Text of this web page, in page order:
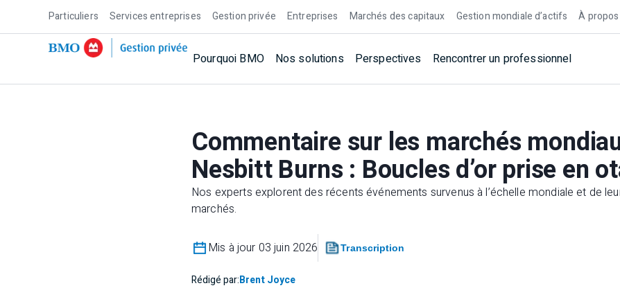
Particuliers Services entreprises Gestion privée Entreprises Marchés des capitaux Gestion mondiale d’actifs À
Pourquoi BMO Nos solutions Perspectives Rencontrer un professionnel
Commentaire sur les marchés
Nesbitt Burns : Boucles d’or prise en
Nos experts explorent des récents événements survenus à l’échelle mondiale et de
marchés.
Mis à jour 03 juin 2026 Transcription
Rédigé par:Brent Joyce